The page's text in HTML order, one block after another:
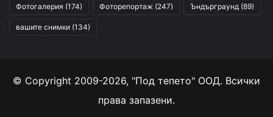
Фотогалерия (174) Фоторепортаж (247) Ъндърграунд (89)
вашите снимки (134)
© Copyright 2009-2026, "Под тепето" ООД. Всички
права запазени.